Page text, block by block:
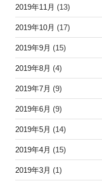
2019年11月 (13)
2019年10月 (17)
2019年9月 (15)
2019年8月 (4)
2019年7月 (9)
2019年6月 (9)
2019年5月 (14)
2019年4月 (15)
2019年3月 (1)